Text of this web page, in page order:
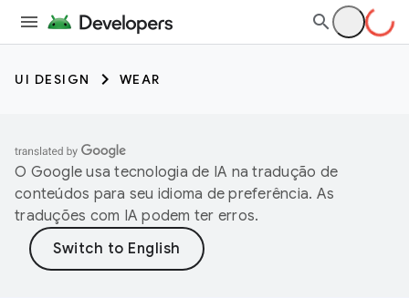
UI DESIGN WEAR
O Google usa tecnologia de IA na tradução de
conteúdos para seu idioma de preferência. As
traduções com IA podem ter erros.